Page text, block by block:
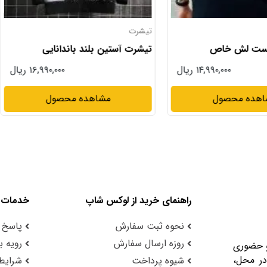
خاص
۱۴,۹۹۰,۰۰۰ ریال
تیشرت آستین بلند باندانایی
۱۶,۹۹۰,۰۰۰ ریال
مشاهده محصول
حضوری
محل،
راهنمای خرید از لوکس شاپ
نحوه ثبت سفارش
روزه ارسال سفارش
شیوه پرداخت
خدمات
رویه